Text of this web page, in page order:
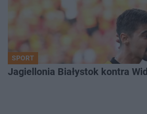
SPORT
Jagiellonia Białystok kontra